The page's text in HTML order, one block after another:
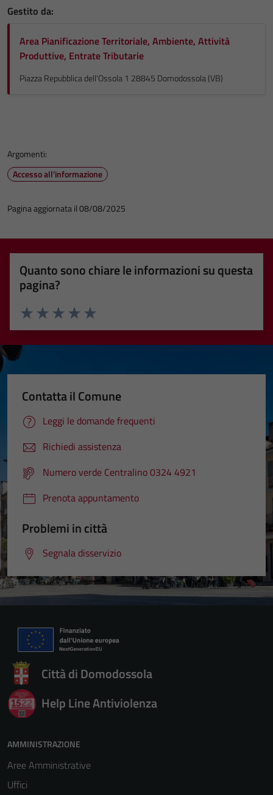
Gestito da:
Area Pianificazione Territoriale, Ambiente, Attività
Produttive, Entrate Tributarie
Piazza Repubblica dell'Ossola 1 28845 Domodossola (VB)
Argomenti:
Accesso all'informazione
Pagina aggiornata il 08/08/2025
Quanto sono chiare le informazioni su questa
pagina?
Valuta 5 stelle su 5
Valuta 4 stelle su 5
Valuta 3 stelle su 5
Valuta 2 stelle su 5
Valuta 1 stelle su 5
Contatta il Comune
Leggi le domande frequenti
Richiedi assistenza
Numero verde Centralino 0324 4921
Prenota appuntamento
Problemi in città
Segnala disservizio
Città di Domodossola
Help Line Antiviolenza
AMMINISTRAZIONE
Aree Amministrative
Uffici